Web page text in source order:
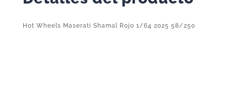
Hot Wheels Maserati Shamal Rojo 1/64 2025 58/250